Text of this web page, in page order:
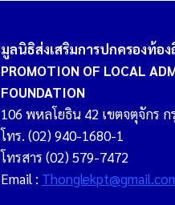
มูลนิธิส่งเสริมการปกครองท้อ
PROMOTION OF LOCAL
FOUNDATION
106 พหลโยธิน 42 เขตจตุจักร
โทร. (02) 940-1680-1
โทรสาร (02) 579-7472
Email :